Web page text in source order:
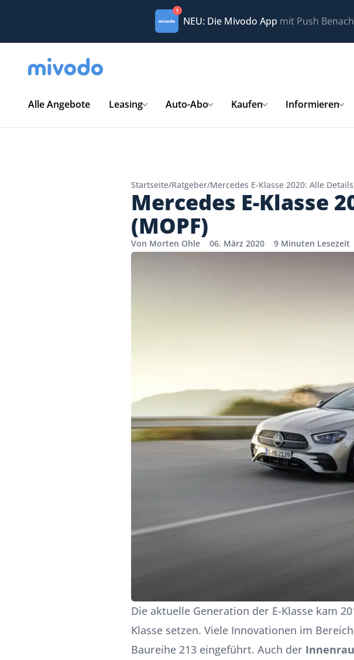
1
NEU: Die Mivodo App mit Push
Alle Angebote Leasing Auto-Abo Kaufen Informieren
Startseite/Ratgeber/Mercedes E-Klasse 2020: Alle
Mercedes E-Klasse
(MOPF)
Von Morten Ohle 06. März 2020 9 Minuten Lesezeit
Die aktuelle Generation der E-Klasse kam
Klasse setzen. Viele Innovationen im
Baureihe 213 eingeführt. Auch der